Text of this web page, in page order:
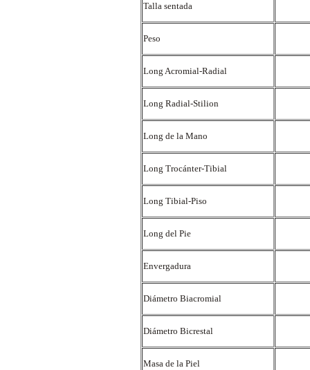
Talla sentada
Peso
Long Acromial-Radial
Long Radial-Stilion
Long de la Mano
Long Trocánter-Tibial
Long Tibial-Piso
Long del Pie
Envergadura
Diámetro Biacromial
Diámetro Bicrestal
Masa de la Piel